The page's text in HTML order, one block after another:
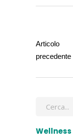
Articolo
precedente
Wellness